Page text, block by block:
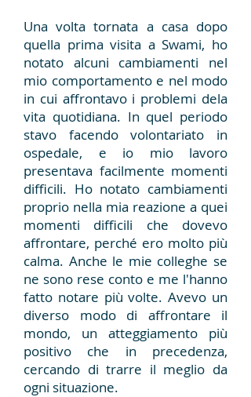
Una volta tornata a casa dopo
quella prima visita a Swami, ho
notato alcuni cambiamenti nel
mio comportamento e nel modo
in cui affrontavo i problemi dela
vita quotidiana. In quel periodo
stavo facendo volontariato in
ospedale, e io mio lavoro
presentava facilmente momenti
difficili. Ho notato cambiamenti
proprio nella mia reazione a quei
momenti difficili che dovevo
affrontare, perché ero molto più
calma. Anche le mie colleghe se
ne sono rese conto e me l'hanno
fatto notare più volte. Avevo un
diverso modo di affrontare il
mondo, un atteggiamento più
positivo che in precedenza,
cercando di trarre il meglio da
ogni situazione.